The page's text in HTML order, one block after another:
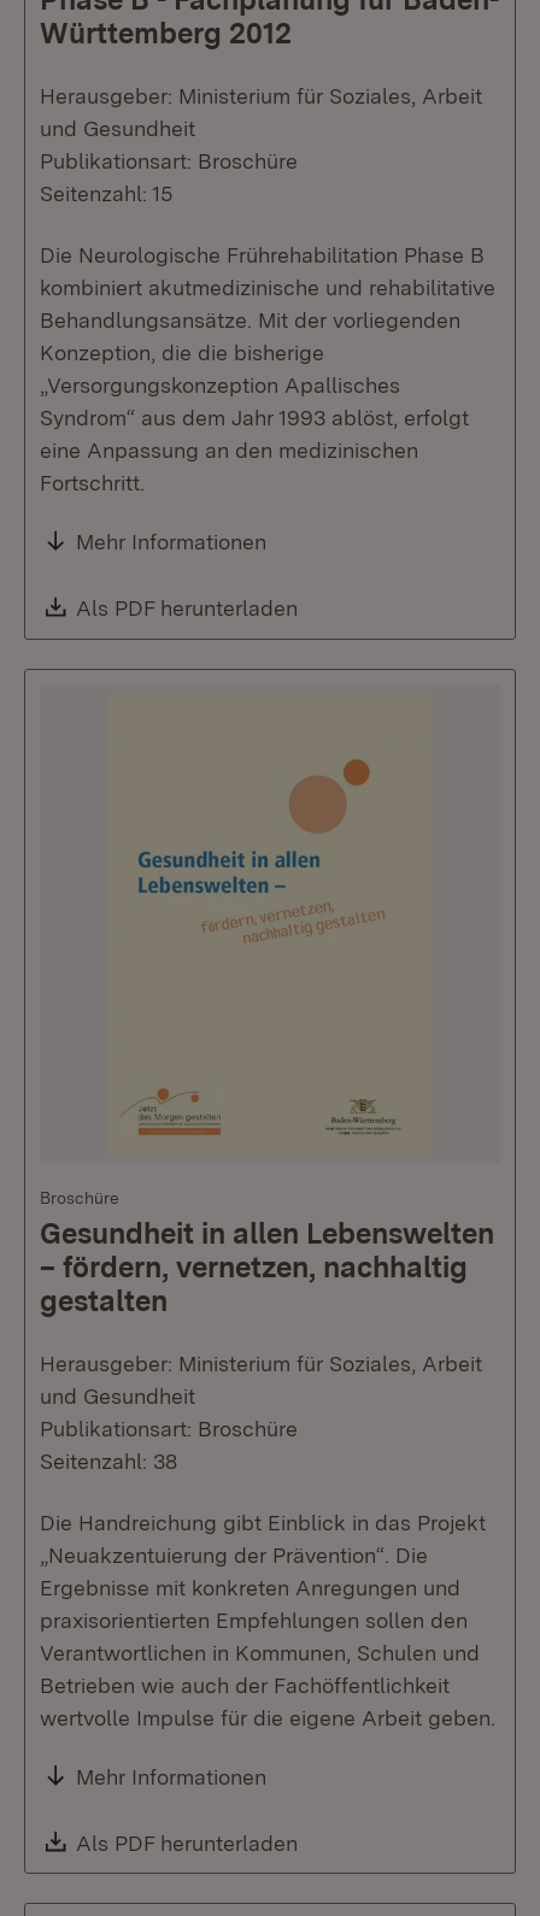
Württemberg 2012
Herausgeber: Ministerium für Soziales, Arbeit
und Gesundheit
Publikationsart: Broschüre
Seitenzahl: 15
Die Neurologische Frührehabilitation Phase B
kombiniert akutmedizinische und rehabilitative
Behandlungsansätze. Mit der vorliegenden
Konzeption, die die bisherige
„Versorgungskonzeption Apallisches
Syndrom“ aus dem Jahr 1993 ablöst, erfolgt
eine Anpassung an den medizinischen
Fortschritt.
Mehr Informationen
Download:
Als PDF herunterladen
Broschüre
Gesundheit in allen Lebenswelten
– fördern, vernetzen, nachhaltig
gestalten
Herausgeber: Ministerium für Soziales, Arbeit
und Gesundheit
Publikationsart: Broschüre
Seitenzahl: 38
Die Handreichung gibt Einblick in das Projekt
„Neuakzentuierung der Prävention“. Die
Ergebnisse mit konkreten Anregungen und
praxisorientierten Empfehlungen sollen den
Verantwortlichen in Kommunen, Schulen und
Betrieben wie auch der Fachöffentlichkeit
wertvolle Impulse für die eigene Arbeit geben.
Mehr Informationen
Download:
Als PDF herunterladen